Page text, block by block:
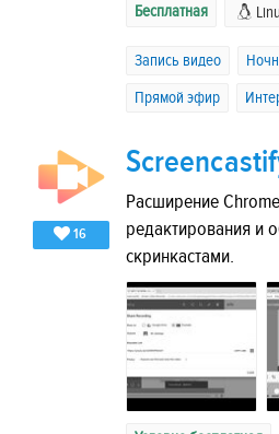
Бесплатная
Запись видео
Прямой эфир
16
Расширение
редактирования и
скринкастами.